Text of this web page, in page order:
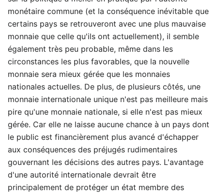
monétaire commune (et la conséquence inévitable que
certains pays se retrouveront avec une plus mauvaise
monnaie que celle qu'ils ont actuellement), il semble
également très peu probable, même dans les
circonstances les plus favorables, que la nouvelle
monnaie sera mieux gérée que les monnaies
nationales actuelles. De plus, de plusieurs côtés, une
monnaie internationale unique n'est pas meilleure mais
pire qu'une monnaie nationale, si elle n'est pas mieux
gérée. Car elle ne laisse aucune chance à un pays dont
le public est financièrement plus avancé d'échapper
aux conséquences des préjugés rudimentaires
gouvernant les décisions des autres pays. L'avantage
d'une autorité internationale devrait être
principalement de protéger un état membre des